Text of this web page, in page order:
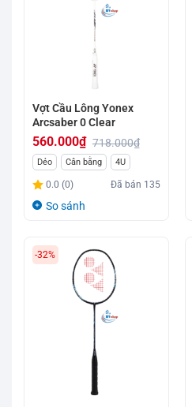
Vợt Cầu Lông Yonex
Arcsaber 0 Clear
718.000₫
Giá
gốc
là:
560.000₫
Giá
hiện
tại
Dẻo Cân bằng 4U
0.0 (0) Đã bán 135
So sánh
-32%